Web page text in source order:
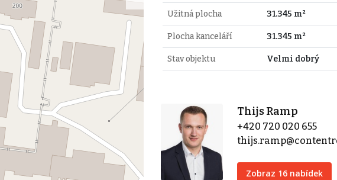
Užitná plocha 31.345 m²
Plocha kanceláří 31.345 m²
Stav objektu Velmi dobrý
Thijs Ramp
+420 720 020 655
Zobraz 16 nabídek